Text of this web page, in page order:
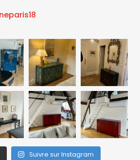
Suivre sur Instagram